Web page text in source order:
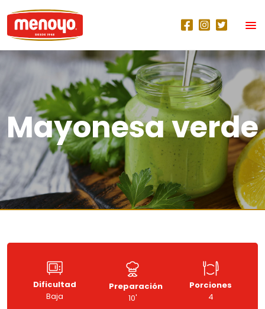
Mayonesa verde
Dificultad
Baja
Preparación
10'
Porciones
4